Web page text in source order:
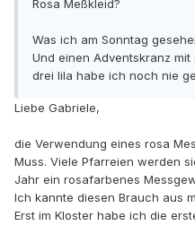
Rosa Meßkleid?
Was ich am Sonntag
Und einen Adventskranz
drei lila habe ich noch nie
Liebe Gabriele,
die Verwendung eines rosa
Muss. Viele Pfarreien werden
Jahr ein rosafarbenes
Ich kannte diesen Brauch aus
Erst im Kloster habe ich die